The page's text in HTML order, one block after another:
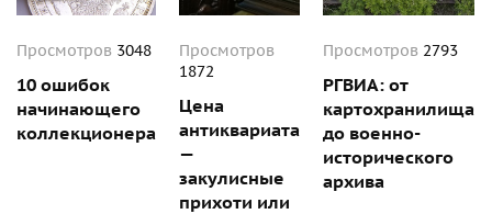
Просмотров 3048
10 ошибок
начинающего
коллекционера
Просмотров
1872
Цена
антиквариата
—
закулисные
прихоти или
Просмотров 2793
РГВИА: от
картохранилища
до военно-
исторического
архива